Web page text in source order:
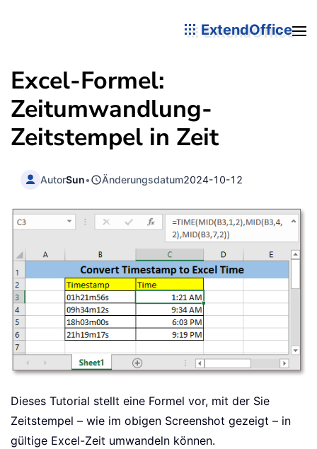
ExtendOffice
Excel-Formel:
Zeitumwandlung-
Zeitstempel in Zeit
AutorSun• Änderungsdatum2024-10-12
Dieses Tutorial stellt eine Formel vor, mit der Sie
Zeitstempel – wie im obigen Screenshot gezeigt – in
gültige Excel-Zeit umwandeln können.